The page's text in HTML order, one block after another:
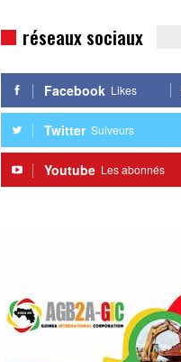
réseaux sociaux
Facebook Likes
Twitter Suiveurs
Youtube Les abonnés